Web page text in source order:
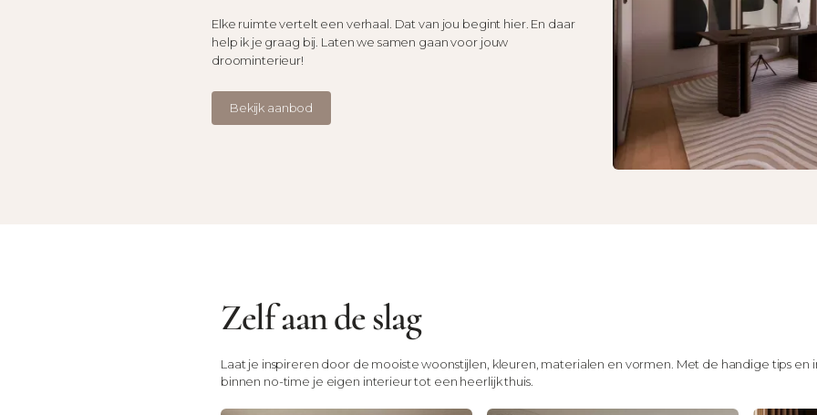
Elke ruimte vertelt een verhaal. Dat van jou begint hier. En daar
help ik je graag bij. Laten we samen gaan voor jouw
droominterieur!
Bekijk aanbod
Zelf aan de slag
Laat je inspireren door de mooiste woonstijlen, kleuren, materialen en vormen. Met de handige tips en
binnen no-time je eigen interieur tot een heerlijk thuis.